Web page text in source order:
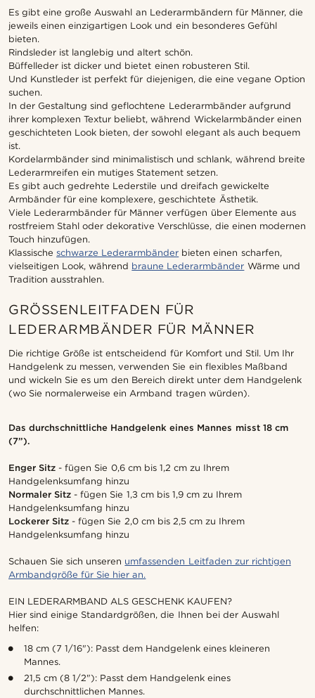
Es gibt eine große Auswahl an Lederarmbändern für Männer, die
jeweils einen einzigartigen Look und ein besonderes Gefühl
bieten.
Rindsleder ist langlebig und altert schön.
Büffelleder ist dicker und bietet einen robusteren Stil.
Und Kunstleder ist perfekt für diejenigen, die eine vegane Option
suchen.
In der Gestaltung sind geflochtene Lederarmbänder aufgrund
ihrer komplexen Textur beliebt, während Wickelarmbänder einen
geschichteten Look bieten, der sowohl elegant als auch bequem
ist.
Kordelarmbänder sind minimalistisch und schlank, während breite
Lederarmreifen ein mutiges Statement setzen.
Es gibt auch gedrehte Lederstile und dreifach gewickelte
Armbänder für eine komplexere, geschichtete Ästhetik.
Viele Lederarmbänder für Männer verfügen über Elemente aus
rostfreiem Stahl oder dekorative Verschlüsse, die einen modernen
Touch hinzufügen.
Klassische schwarze Lederarmbänder bieten einen scharfen,
vielseitigen Look, während braune Lederarmbänder Wärme und
Tradition ausstrahlen.
GRÖSSENLEITFADEN FÜR L
EDERARMBÄNDER FÜR MÄNNER
Die richtige Größe ist entscheidend für Komfort und Stil. Um Ihr
Handgelenk zu messen, verwenden Sie ein flexibles Maßband
und wickeln Sie es um den Bereich direkt unter dem Handgelenk
(wo Sie normalerweise ein Armband tragen würden).
Das durchschnittliche Handgelenk eines Mannes misst 18 cm
(7”).
Enger Sitz - fügen Sie 0,6 cm bis 1,2 cm zu Ihrem
Handgelenksumfang hinzu
Normaler Sitz - fügen Sie 1,3 cm bis 1,9 cm zu Ihrem
Handgelenksumfang hinzu
Lockerer Sitz - fügen Sie 2,0 cm bis 2,5 cm zu Ihrem
Handgelenksumfang hinzu
Schauen Sie sich unseren umfassenden Leitfaden zur richtigen
Armbandgröße für Sie hier an.
EIN LEDERARMBAND ALS GESCHENK KAUFEN?
Hier sind einige Standardgrößen, die Ihnen bei der Auswahl
helfen:
18 cm (7 1/16"): Passt dem Handgelenk eines kleineren
Mannes.
21,5 cm (8 1/2"): Passt dem Handgelenk eines
durchschnittlichen Mannes.